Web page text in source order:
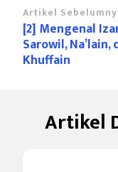
Navigasi
Artikel
Artikel
[2] Mengenal
Sarowil, Na’lain,
Khuffain
Artikel